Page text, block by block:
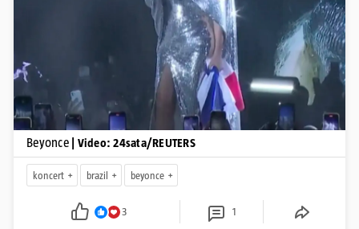
Pokretanje videa...
Beyonce | Video: 24sata/REUTERS
koncert brazil beyonce
3 1